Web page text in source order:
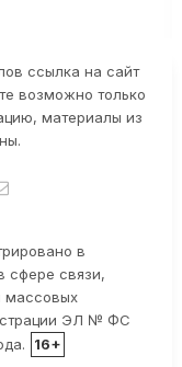
ссылка на сайт
возможно только
материалы из
в
сфере связи,
массовых
ЭЛ № ФС
16+